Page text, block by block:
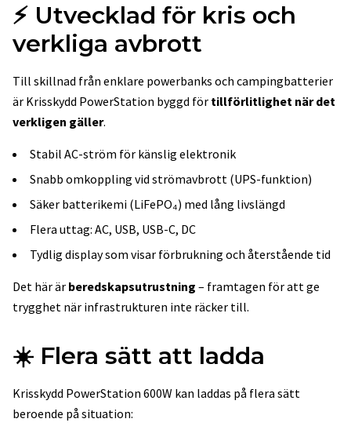
⚡ Utvecklad för kris och
verkliga avbrott
Till skillnad från enklare powerbanks och campingbatterier
är Krisskydd PowerStation byggd för tillförlitlighet när det
verkligen gäller.
Stabil AC-ström för känslig elektronik
Snabb omkoppling vid strömavbrott (UPS-funktion)
Säker batterikemi (LiFePO₄) med lång livslängd
Flera uttag: AC, USB, USB-C, DC
Tydlig display som visar förbrukning och återstående tid
Det här är beredskapsutrustning – framtagen för att ge
trygghet när infrastrukturen inte räcker till.
☀️ Flera sätt att ladda
Krisskydd PowerStation 600W kan laddas på flera sätt
beroende på situation: